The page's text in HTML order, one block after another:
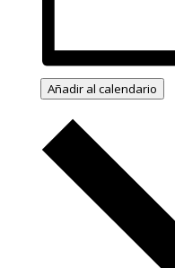
Añadir al calendario